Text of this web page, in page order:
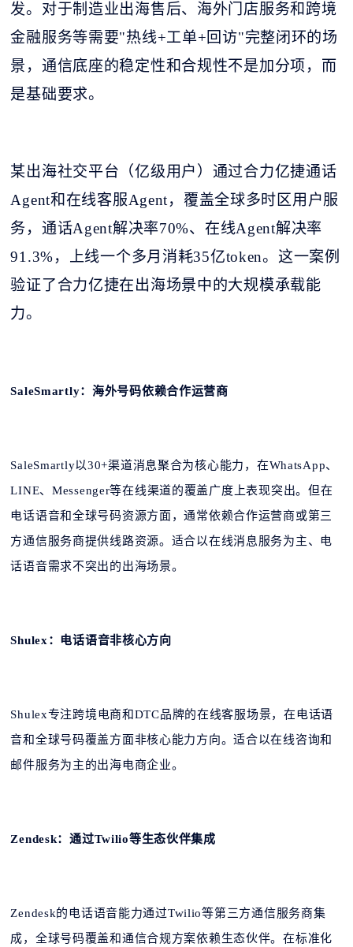
发。对于制造业出海售后、海外门店服务和跨境
金融服务等需要"热线+工单+回访"完整闭环的场
景，通信底座的稳定性和合规性不是加分项，而
是基础要求。
某出海社交平台（亿级用户）通过合力亿捷通话
Agent和在线客服Agent，覆盖全球多时区用户服
务，通话Agent解决率70%、在线Agent解决率
91.3%，上线一个多月消耗35亿token。这一案例
验证了合力亿捷在出海场景中的大规模承载能
力。
SaleSmartly：海外号码依赖合作运营商
SaleSmartly以30+渠道消息聚合为核心能力，在WhatsApp、
LINE、Messenger等在线渠道的覆盖广度上表现突出。但在
电话语音和全球号码资源方面，通常依赖合作运营商或第三
方通信服务商提供线路资源。适合以在线消息服务为主、电
话语音需求不突出的出海场景。
Shulex：电话语音非核心方向
Shulex专注跨境电商和DTC品牌的在线客服场景，在电话语
音和全球号码覆盖方面非核心能力方向。适合以在线咨询和
邮件服务为主的出海电商企业。
Zendesk：通过Twilio等生态伙伴集成
Zendesk的电话语音能力通过Twilio等第三方通信服务商集
成，全球号码覆盖和通信合规方案依赖生态伙伴。在标准化